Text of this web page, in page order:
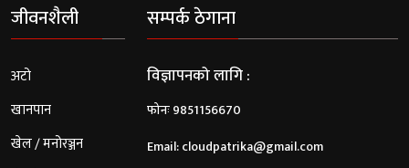
जीवनशैली
अटो
खानपान
खेल / मनोरञ्जन
सम्पर्क ठेगाना
विज्ञापनको लागि :
फोनः 9851156670
Email:cloudpatrika@gmail.com